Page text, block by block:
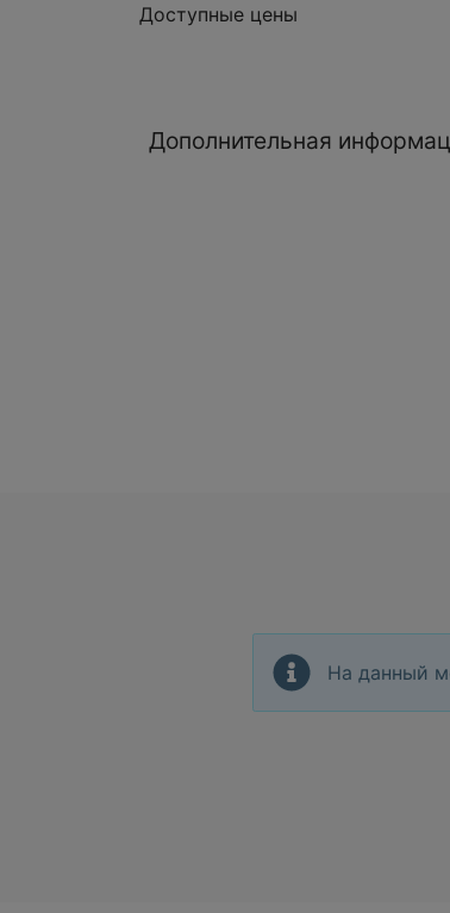
Доступные цены
Дополнительная
На данный